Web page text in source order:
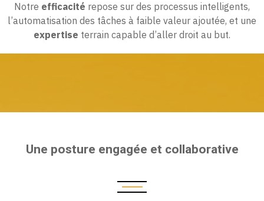
Notre efficacité repose sur des processus intelligents,
l’automatisation des tâches à faible valeur ajoutée, et une
expertise terrain capable d’aller droit au but.
Une posture engagée et collaborative